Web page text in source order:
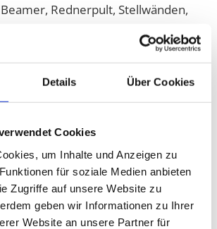
Details Über Cookies
Cookies
um Inhalte und Anzeigen zu
für soziale Medien anbieten
Zugriffe auf unsere Website zu
geben wir Informationen zu Ihrer
Website an unsere Partner für
Rednerpult, Stellwänden,
und Funkmikrofon sind erhältlich.
des Hotels Burgwirt auf einen Blick:
modern eingerichtete Einzel-
zentrale Lage
mit umfangreicher Ausstattung